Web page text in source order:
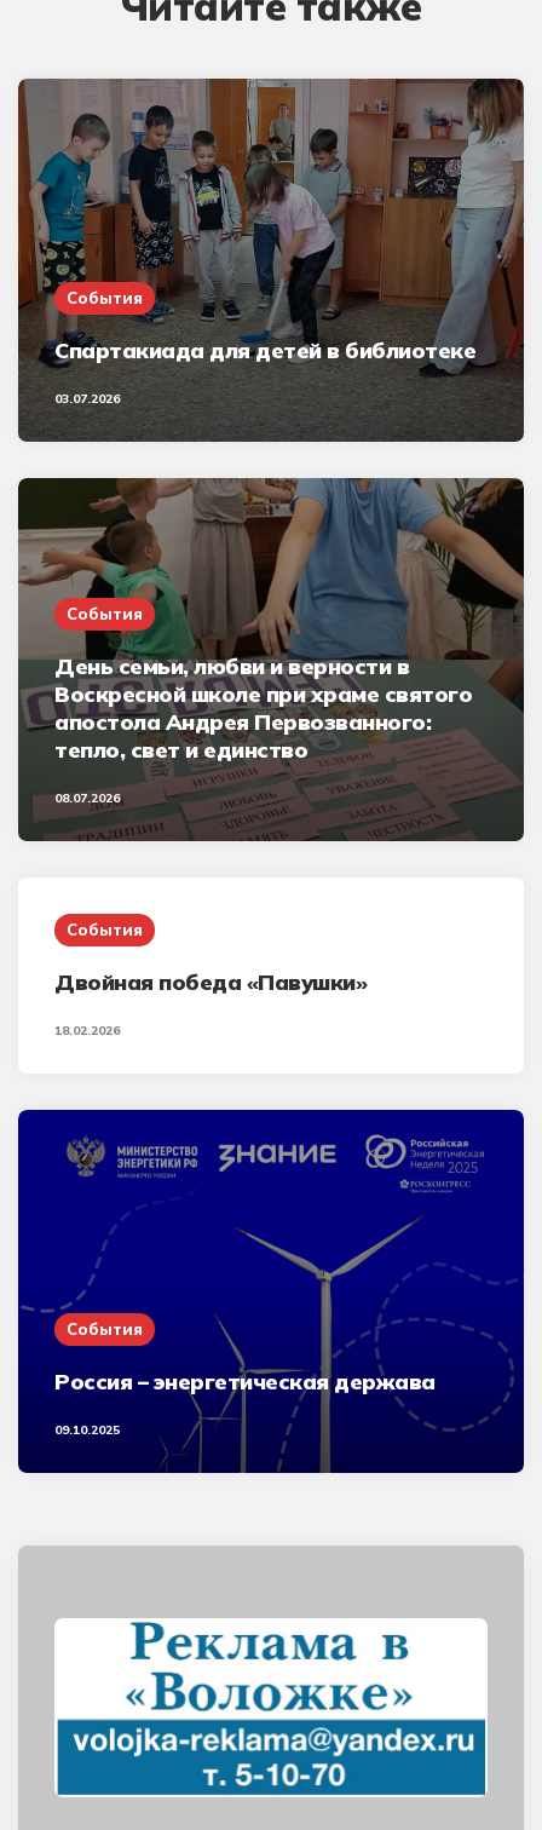
События
Спартакиада для детей в библиотеке
03.07.2026
События
День семьи, любви и верности в
Воскресной школе при храме святого
апостола Андрея Первозванного:
тепло, свет и единство
08.07.2026
События
Двойная победа «Павушки»
18.02.2026
События
Россия – энергетическая держава
09.10.2025